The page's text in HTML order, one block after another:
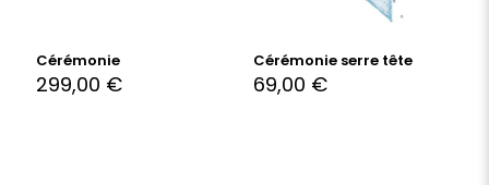
Cérémonie
299,00 €
Cérémonie serre tête
69,00 €